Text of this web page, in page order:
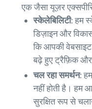
एक जैसा यूज़र
स्केलेबिलिटी:हम
डिज़ाइन और
कि आपकी
बढ़े हुए ट्रैफ़िक और
चल रहा समर्थन:
नहीं होती है। हम
सुरक्षित रूप से